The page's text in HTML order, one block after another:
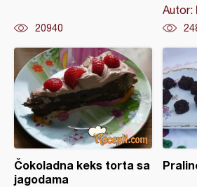
20940
Autor:
Čokoladna keks torta sa
jagodama